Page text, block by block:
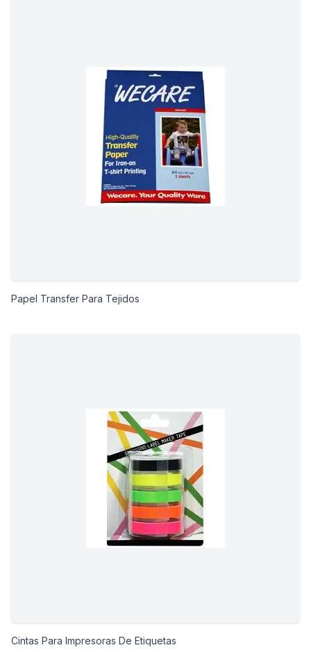
Papel Transfer Para Tejidos
Cintas Para Impresoras De Etiquetas